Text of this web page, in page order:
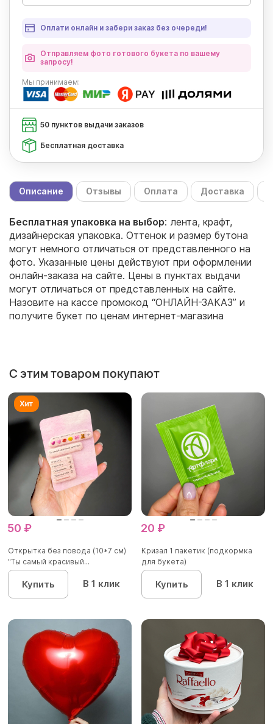
Оплати онлайн и забери заказ без очереди!
Отправляем фото готового букета по вашему
запросу!
Мы принимаем:
50 пунктов выдачи заказов
Бесплатная доставка
Описание Отзывы Оплата Доставка
Бесплатная упаковка на выбор: лента, крафт,
дизайнерская упаковка. Оттенок и размер бутона
могут немного отличаться от представленного на
фото. Указанные цены действуют при оформлении
онлайн-заказа на сайте. Цены в пунктах выдачи
могут отличаться от представленных на сайте.
Назовите на кассе промокод “ОНЛАЙН-ЗАКАЗ” и
получите букет по ценам интернет-магазина
С этим товаром покупают
50 ₽
Открытка без повода (10*7 см)
"Ты самый красивый...
Купить В 1 клик
20 ₽
Кризал 1 пакетик (подкормка
для букета)
Купить В 1 клик